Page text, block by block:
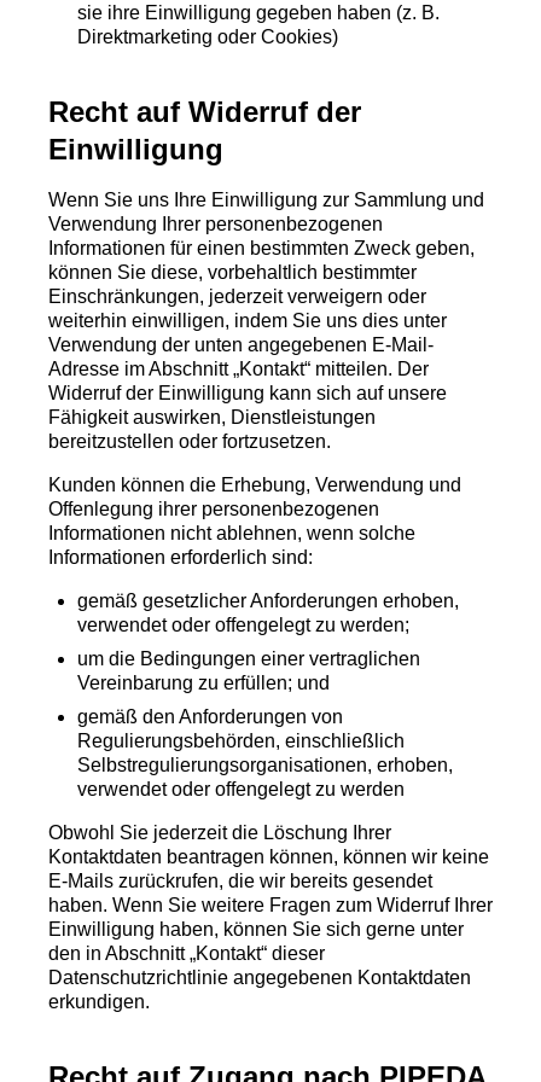
sie ihre Einwilligung gegeben haben (z. B.
Direktmarketing oder Cookies)
Recht auf Widerruf der
Einwilligung
Wenn Sie uns Ihre Einwilligung zur Sammlung und
Verwendung Ihrer personenbezogenen
Informationen für einen bestimmten Zweck geben,
können Sie diese, vorbehaltlich bestimmter
Einschränkungen, jederzeit verweigern oder
weiterhin einwilligen, indem Sie uns dies unter
Verwendung der unten angegebenen E-Mail-
Adresse im Abschnitt „Kontakt“ mitteilen. Der
Widerruf der Einwilligung kann sich auf unsere
Fähigkeit auswirken, Dienstleistungen
bereitzustellen oder fortzusetzen.
Kunden können die Erhebung, Verwendung und
Offenlegung ihrer personenbezogenen
Informationen nicht ablehnen, wenn solche
Informationen erforderlich sind:
gemäß gesetzlicher Anforderungen erhoben,
verwendet oder offengelegt zu werden;
um die Bedingungen einer vertraglichen
Vereinbarung zu erfüllen; und
gemäß den Anforderungen von
Regulierungsbehörden, einschließlich
Selbstregulierungsorganisationen, erhoben,
verwendet oder offengelegt zu werden
Obwohl Sie jederzeit die Löschung Ihrer
Kontaktdaten beantragen können, können wir keine
E-Mails zurückrufen, die wir bereits gesendet
haben. Wenn Sie weitere Fragen zum Widerruf Ihrer
Einwilligung haben, können Sie sich gerne unter
den in Abschnitt „Kontakt“ dieser
Datenschutzrichtlinie angegebenen Kontaktdaten
erkundigen.